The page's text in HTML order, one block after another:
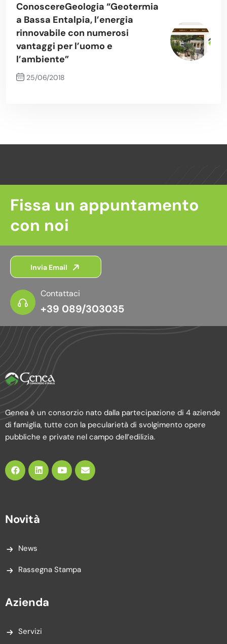
ConoscereGeologia “Geotermia
a Bassa Entalpia, l’energia
rinnovabile con numerosi
vantaggi per l’uomo e
l’ambiente”
25/06/2018
Fissa un appuntamento
con noi
Invia Email
Contattaci
+39 089/303035
Genea è un consorzio nato dalla partecipazione di 4 aziende
di famiglia, tutte con la pecularietà di svolgimento opere
pubbliche e private nel campo dell’edilizia.
Novità
News
Rassegna Stampa
Azienda
Servizi